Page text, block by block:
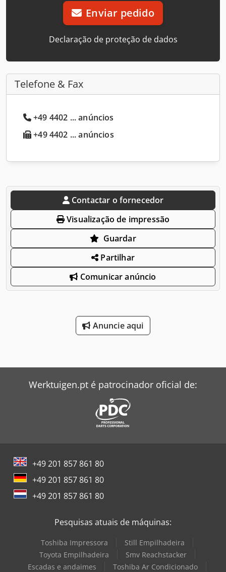
Enviar pedido
Declaração de proteção de dados
Telefone & Fax
+49 4402 ... anúncios
+49 4402 ... anúncios
Contactar o fornecedor
Visualização de impressão
Guardar
Partilhar
Comunicar anúncio
Anuncie aqui
Werktuigen.pt é patrocinador oficial de:
+49 201 857 861 80
+49 201 857 861 80
+49 201 857 861 80
Pesquisas atuais de máquinas:
Toshiba Impressora
Still Empilhadeira
Toyota Empilhadeira
Smv Reachstacker
Escadas e andaimes
Toshiba Ar Condicionado